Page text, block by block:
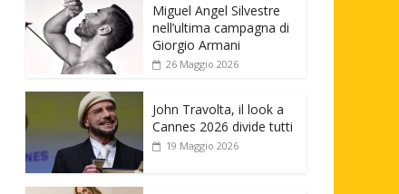
Miguel Angel Silvestre
nell’ultima campagna di
Giorgio Armani
26 Maggio 2026
John Travolta, il look a
Cannes 2026 divide tutti
19 Maggio 2026